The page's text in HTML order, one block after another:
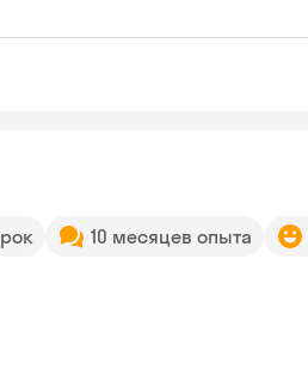
10 месяцев опыта